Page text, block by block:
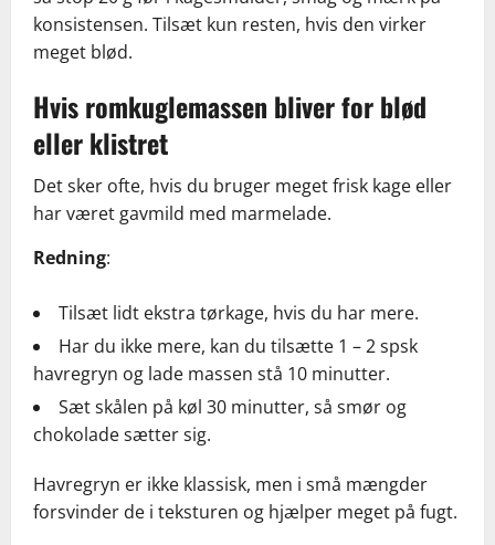
konsistensen. Tilsæt kun resten, hvis den virker
meget blød.
Hvis romkuglemassen bliver for blød
eller klistret
Det sker ofte, hvis du bruger meget frisk kage eller
har været gavmild med marmelade.
Redning:
Tilsæt lidt ekstra tørkage, hvis du har mere.
Har du ikke mere, kan du tilsætte 1 – 2 spsk
havregryn og lade massen stå 10 minutter.
Sæt skålen på køl 30 minutter, så smør og
chokolade sætter sig.
Havregryn er ikke klassisk, men i små mængder
forsvinder de i teksturen og hjælper meget på fugt.